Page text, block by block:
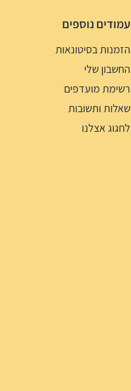
עמודים נוספים
הזמנות בסיטונאות
החשבון שלי
רשימת מועדפים
שאלות ותשובות
לחגוג אצלנו